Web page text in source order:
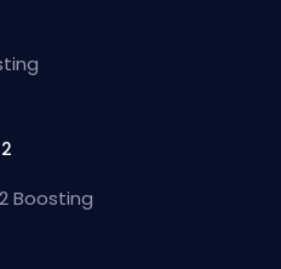
Boosting